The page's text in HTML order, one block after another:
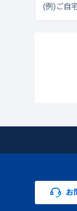
(例)ご自
お